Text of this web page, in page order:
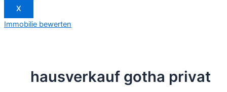
X
Immobilie bewerten
hausverkauf gotha privat